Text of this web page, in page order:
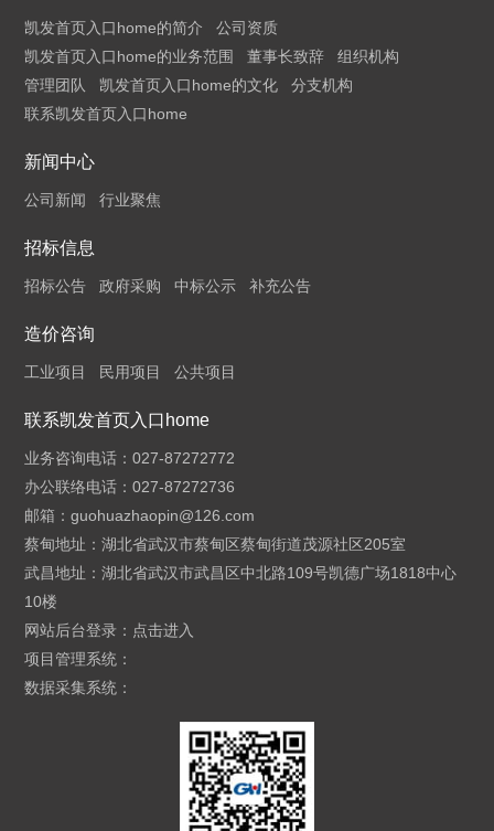
凯发首页入口home的简介
公司资质
凯发首页入口home的业务范围
董事长致辞
组织机构
管理团队
凯发首页入口home的文化
分支机构
联系凯发首页入口home
新闻中心
公司新闻 行业聚焦
招标信息
招标公告 政府采购 中标公示 补充公告
造价咨询
工业项目 民用项目 公共项目
联系凯发首页入口home
业务咨询电话：027-87272772
办公联络电话：027-87272736
邮箱：guohuazhaopin@126.com
蔡甸地址：湖北省武汉市蔡甸区蔡甸街道茂源社区205室
武昌地址：湖北省武汉市武昌区中北路109号凯德广场1818中心
10楼
网站后台登录： 点击进入
项目管理系统：
数据采集系统：